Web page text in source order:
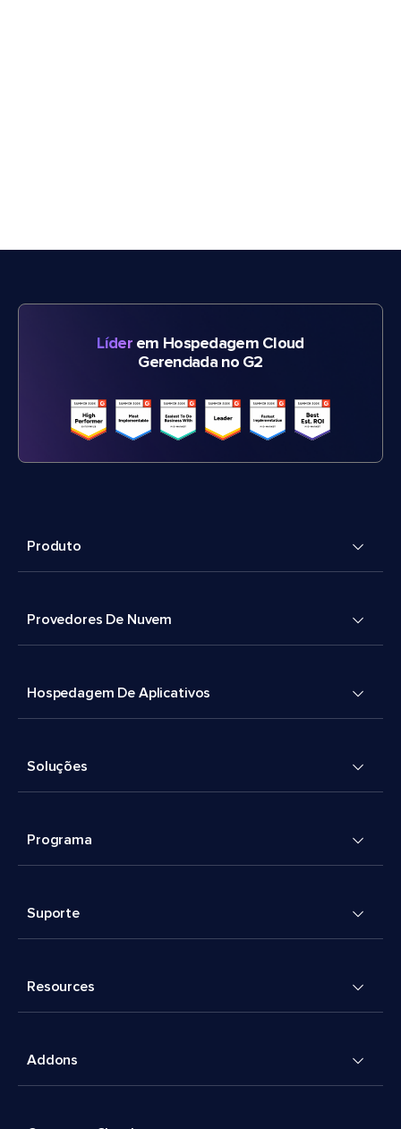
Líderem Hospedagem Cloud
Gerenciada no G2
Produto
Provedores De Nuvem
Hospedagem De Aplicativos
Soluções
Programa
Suporte
Resources
Addons